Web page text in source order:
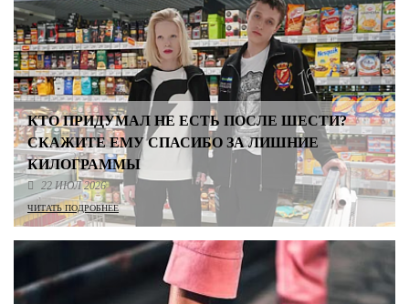
КТО ПРИДУМАЛ НЕ ЕСТЬ ПОСЛЕ ШЕСТИ?
СКАЖИТЕ ЕМУ СПАСИБО ЗА ЛИШНИЕ
КИЛОГРАММЫ
22 ИЮЛ 2026
ЧИТАТЬ ПОДРОБНЕЕ